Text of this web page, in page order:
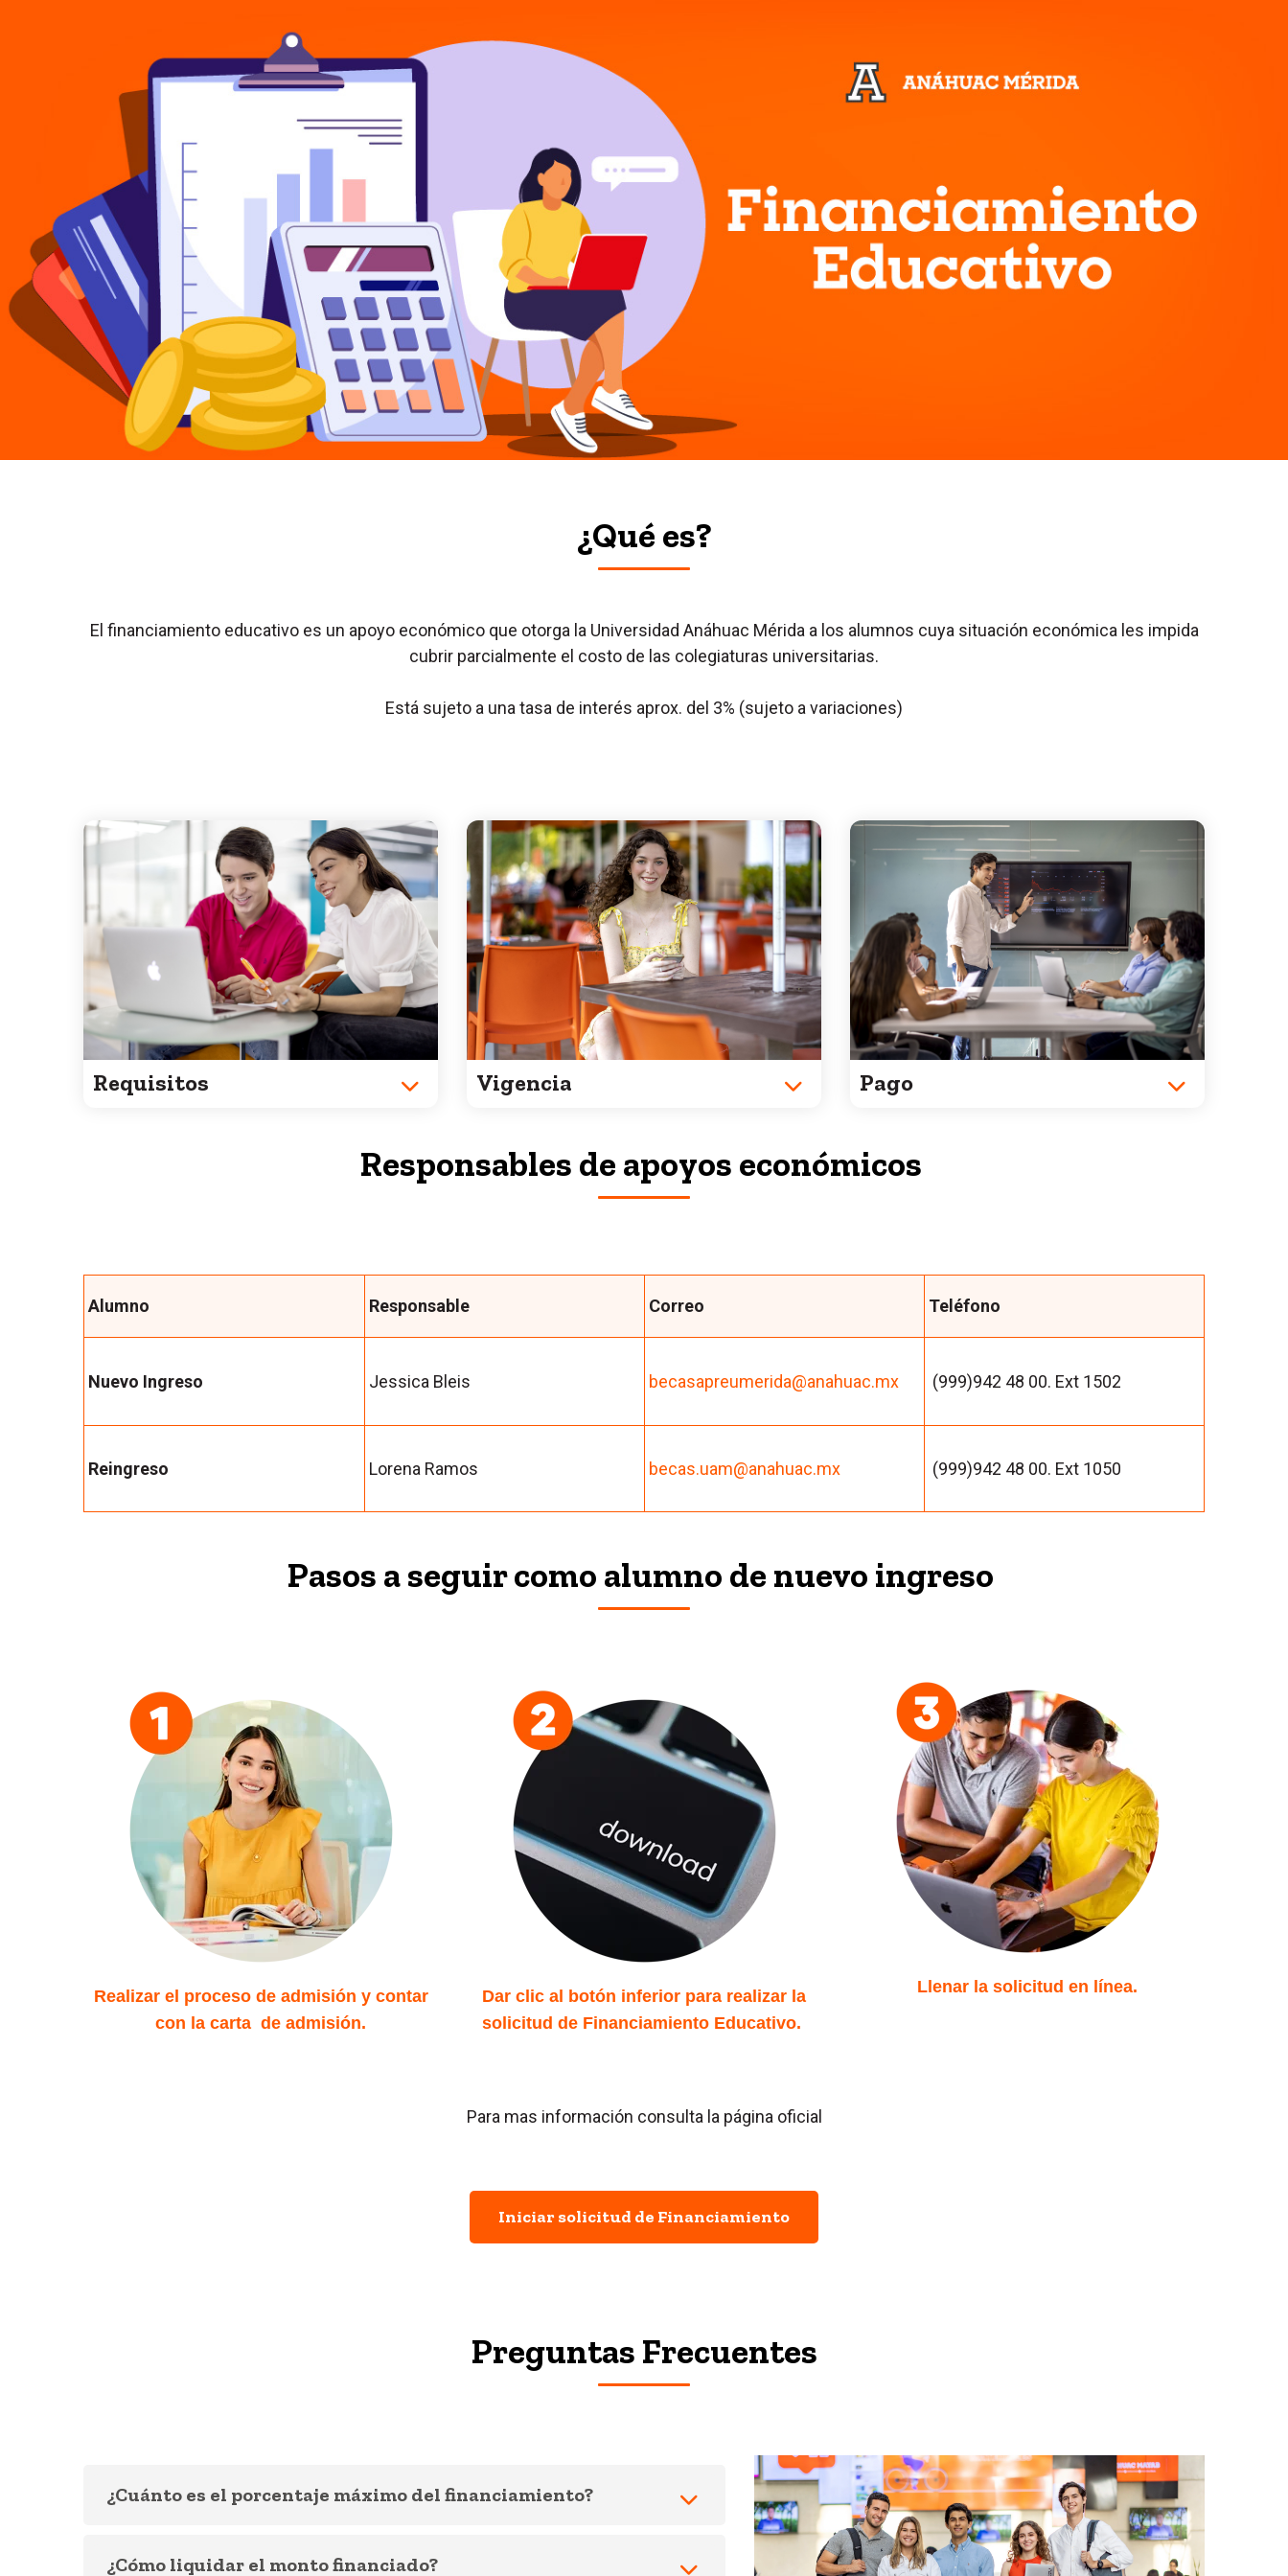
¿Qué es?
El financiamiento educativo es un apoyo económico que otorga la Universidad Anáhuac Mérida a los alumnos cuya situación económica les impida
cubrir parcialmente el costo de las colegiaturas universitarias.
Está sujeto a una tasa de interés aprox. del 3% (sujeto a variaciones)
Requisitos Vigencia Pago
Responsables de apoyos económicos
Alumno Responsable Correo Teléfono
Nuevo Ingreso Jessica Bleis becasapreumerida@anahuac.mx (999)942 48 00. Ext 1502
Reingreso Lorena Ramos becas.uam@anahuac.mx (999)942 48 00. Ext 1050
Pasos a seguir como alumno de nuevo ingreso
Realizar el proceso de admisión y contar
con la carta de admisión.
Dar clic al botón inferior para realizar la
solicitud de Financiamiento Educativo.
Llenar la solicitud en línea.
Para mas información consulta la página oficial
Iniciar solicitud de Financiamiento
Preguntas Frecuentes
¿Cuánto es el porcentaje máximo del financiamiento?
¿Cómo liquidar el monto financiado?